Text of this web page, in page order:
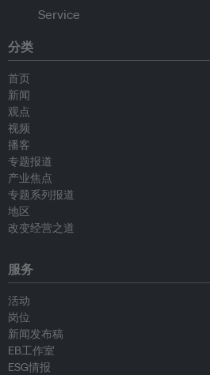
分类
首页
新闻
观点
视频
播客
专题报道
产业焦点
专题系列报道
地区
改变经营之道
服务
活动
岗位
新闻发布稿
EB工作室
ESG情报